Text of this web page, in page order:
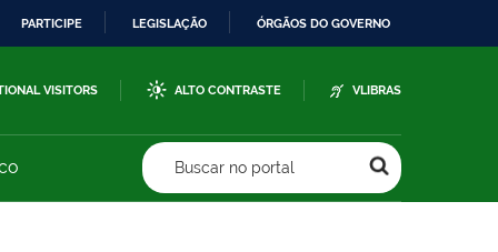
PARTICIPE LEGISLAÇÃO ÓRGÃOS DO GOVERNO
VISITORS ALTO CONTRASTE VLIBRAS
Buscar no portal